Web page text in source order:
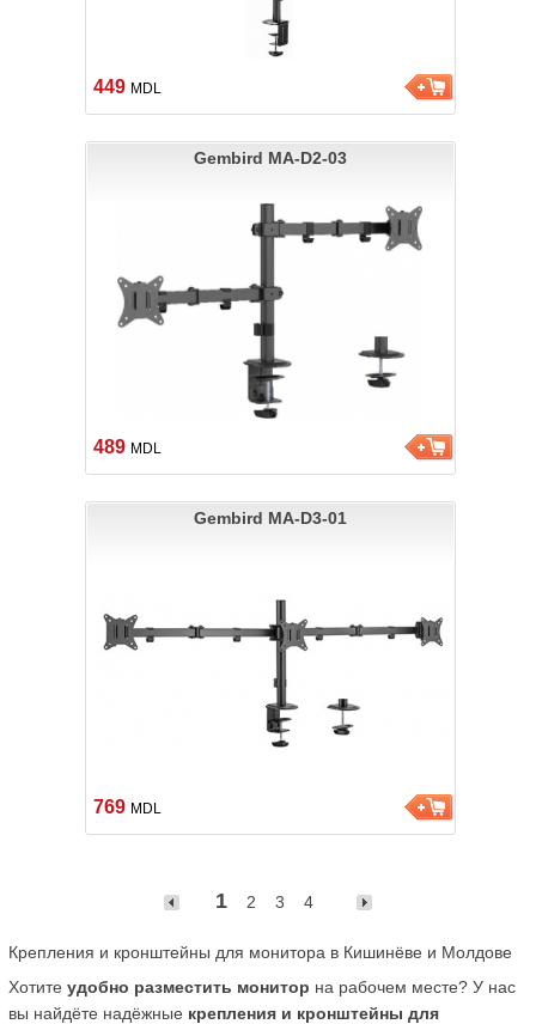
449 MDL
Gembird MA-D2-03
489 MDL
Gembird MA-D3-01
769 MDL
1 2 3 4
Крепления и кронштейны для монитора в Кишинёве и Молдове
Хотите удобно разместить монитор на рабочем месте? У нас
вы найдёте надёжные крепления и кронштейны для